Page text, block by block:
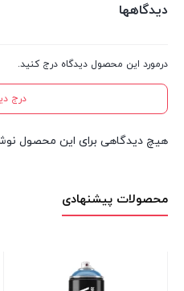
دیدگاهها
درمورد این محصول دیدگاه درج کنید.
درج
هیچ دیدگاهی برای این محصول
محصولات پیشنهادی